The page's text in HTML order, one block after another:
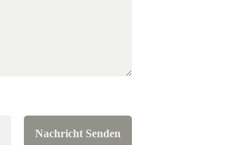
Nachricht Senden